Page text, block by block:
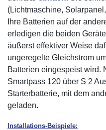
(Lichtmaschine,
Ihre Batterien auf der
erledigen die beiden
äußerst effektiver Weise
ungeregelte Gleichstrom
Batterien eingespeist wird.
Smartpass 120 über S 2
Starterbatterie, mit dem
geladen.
Installations-Beispiele: